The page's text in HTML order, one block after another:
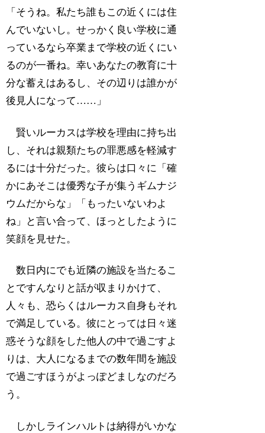
「そうね。私たち誰もこの近くには住
んでいないし。せっかく良い学校に通
っているなら卒業まで学校の近くにい
るのが一番ね。幸いあなたの教育に十
分な蓄えはあるし、その辺りは誰かが
後見人になって……」
賢いルーカスは学校を理由に持ち出
し、それは親類たちの罪悪感を軽減す
るには十分だった。彼らは口々に「確
かにあそこは優秀な子が集うギムナジ
ウムだからな」「もったいないわよ
ね」と言い合って、ほっとしたように
笑顔を見せた。
数日内にでも近隣の施設を当たるこ
とですんなりと話が収まりかけて、
人々も、恐らくはルーカス自身もそれ
で満足している。彼にとっては日々迷
惑そうな顔をした他人の中で過ごすよ
りは、大人になるまでの数年間を施設
で過ごすほうがよっぽどましなのだろ
う。
しかしラインハルトは納得がいかな